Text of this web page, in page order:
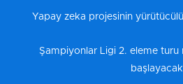
Yapay zeka projesinin
Şampiyonlar Ligi 2. eleme turu
başlayacak